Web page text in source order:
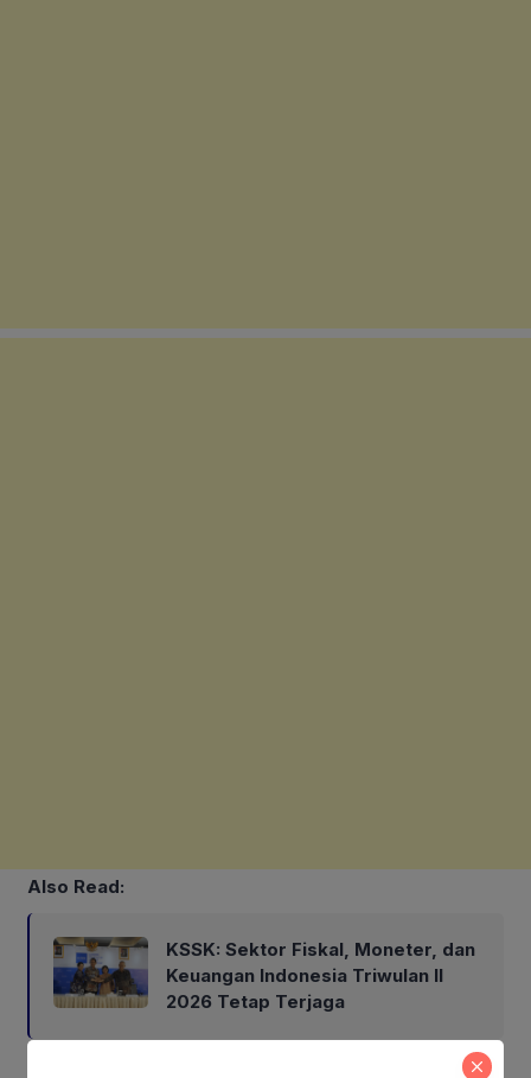
Also Read:
KSSK: Sektor Fiskal, Moneter, dan
Keuangan Indonesia Triwulan II
2026 Tetap Terjaga